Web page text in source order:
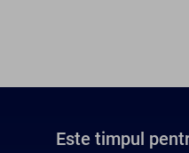
Este timpul